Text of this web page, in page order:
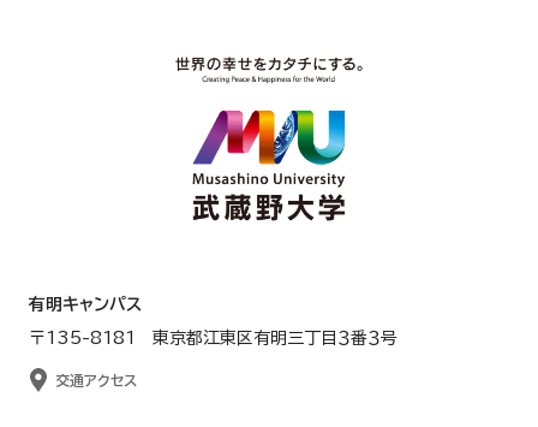
有明キャンパス
〒135-8181 東京都江東区有明三丁目３番３号
交通アクセス